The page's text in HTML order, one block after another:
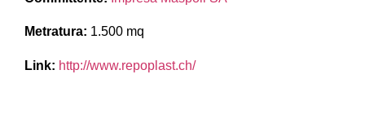
Metratura: 1.500 mq
Link: http://www.repoplast.ch/